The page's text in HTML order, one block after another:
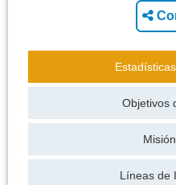
Objetivos
Líneas de